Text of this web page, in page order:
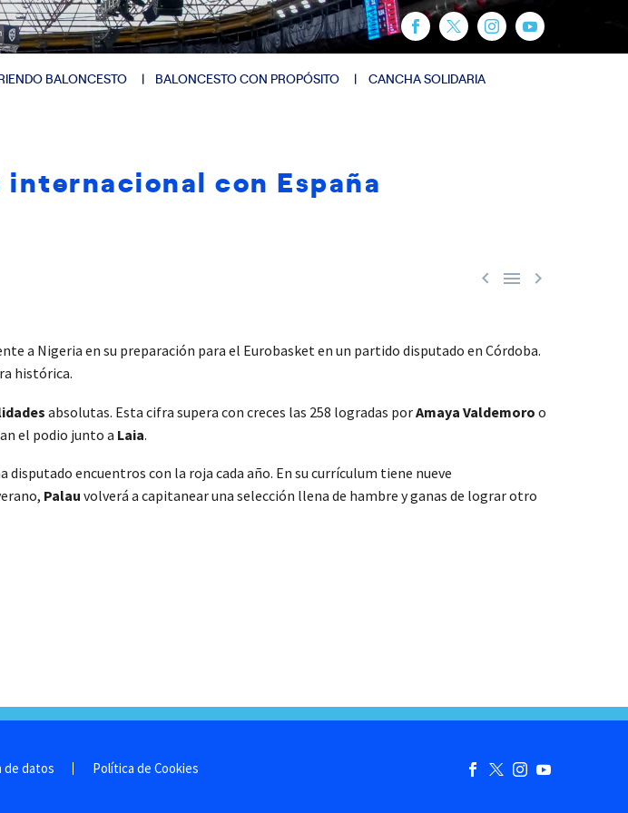
BALONCESTO BALONCESTO CON PROPÓSITO CANCHA SOLIDARIA
con España
  
a Nigeria en su preparación para el Eurobasket en un partido disputado en Córdoba.
histórica.
absolutas. Esta cifra supera con creces las 258 logradas porAmaya Valdemoro o
el podio junto a Laia.
disputado encuentros con la roja cada año. En su currículum tiene nueve
Palau volverá a capitanear una selección llena de hambre y ganas de lograr otro
de datos Política de Cookies